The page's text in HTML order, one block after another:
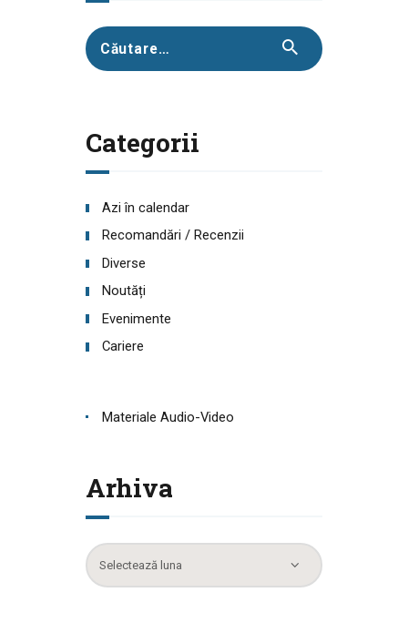
Caută
după:
Categorii
Azi în calendar
Recomandări / Recenzii
Diverse
Noutăți
Evenimente
Cariere
Materiale Audio-Video
Arhiva
Arhiva